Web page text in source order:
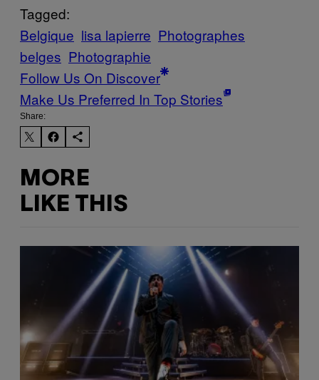
Tagged:
Belgique lisa lapierre Photographes
belges Photographie
Follow Us On Discover
Make Us Preferred In Top Stories
Share:
MORE
LIKE THIS